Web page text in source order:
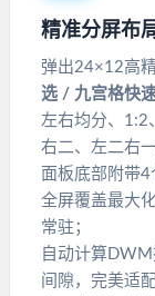
精准分屏布
弹出24×12高
选 / 九宫格快
左右均分、1:2
右二、左二右
面板底部附带4
全屏覆盖最大
常驻；
自动计算
间隙，完美适